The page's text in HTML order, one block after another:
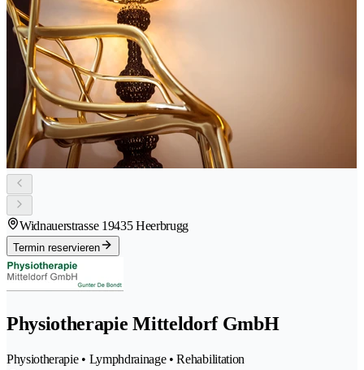
Widnauerstrasse 19435 Heerbrugg
Termin reservieren
Physiotherapie Mitteldorf GmbH
Physiotherapie • Lymphdrainage • Rehabilitation